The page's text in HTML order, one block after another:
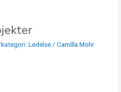
Ledelse /Camilla Mohr